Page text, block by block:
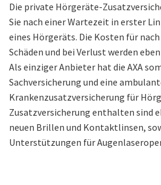
Die private Hörgeräte-
Sie nach einer Wartezeit in erster
eines Hörgeräts. Die Kosten für
Schäden und bei Verlust werden
Als einziger Anbieter hat die AXA
Sachversicherung und eine
Krankenzusatzversicherung für
Zusatzversicherung enthalten sind
neuen Brillen und Kontaktlinsen,
Unterstützungen für